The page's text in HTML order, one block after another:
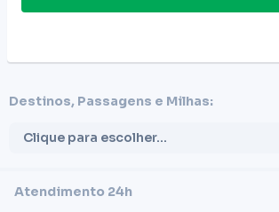
Destinos, Passagens e Milhas:
Clique para escolher...
Atendimento 24h